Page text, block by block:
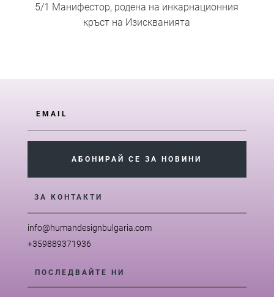
5/1 Манифестор, родена на инкарнационния
кръст на Изискванията
АБОНИРАЙ СЕ ЗА НОВИНИ
ЗА КОНТАКТИ
info@humandesignbulgaria.com
+359889371936
ПОСЛЕДВАЙТЕ НИ